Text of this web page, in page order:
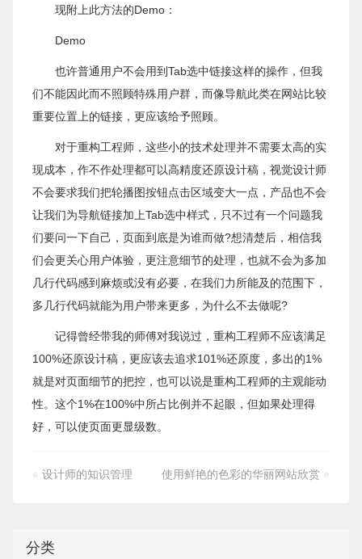
现附上此方法的Demo：
Demo
也许普通用户不会用到Tab选中链接这样的操作，但我
们不能因此而不照顾特殊用户群，而像导航此类在网站比较
重要位置上的链接，更应该给予照顾。
对于重构工程师，这些小的技术处理并不需要太高的实
现成本，作不作处理都可以高精度还原设计稿，视觉设计师
不会要求我们把轮播图按钮点击区域变大一点，产品也不会
让我们为导航链接加上Tab选中样式，只不过有一个问题我
们要问一下自己，页面到底是为谁而做?想清楚后，相信我
们会更关心用户体验，更注意细节的处理，也就不会为多加
几行代码感到麻烦或没有必要，在我们力所能及的范围下，
多几行代码就能为用户带来更多，为什么不去做呢?
记得曾经带我的师傅对我说过，重构工程师不应该满足
100%还原设计稿，更应该去追求101%还原度，多出的1%
就是对页面细节的把控，也可以说是重构工程师的主观能动
性。这个1%在100%中所占比例并不起眼，但如果处理得
好，可以使页面更显级数。
« 设计师的知识管理 使用鲜艳的色彩的华丽网站欣赏 »
分类